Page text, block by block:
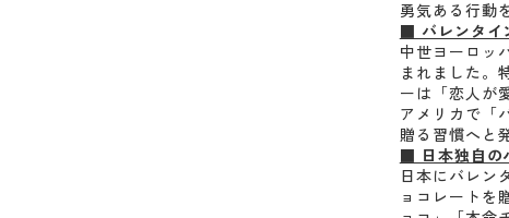
勇気ある行動
■ バレンタイ
中世ヨーロッ
まれました。
ーは「恋人が
アメリカで「
贈る習慣へと
■ 日本独自の
日本にバレン
ョコレートを